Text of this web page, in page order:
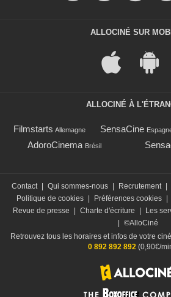
ALLOCINÉ SUR
ALLOCINÉ À
Filmstarts Allemagne SensaCine
AdoroCinema Brésil
Contact Qui sommes-nous Recrutement
Politique de cookies
Préférences cookies
Revue de presse
Charte d'écriture Les
©AlloCiné
Retrouvez tous les horaires et infos de votre
0 892 892 892(0,90€/